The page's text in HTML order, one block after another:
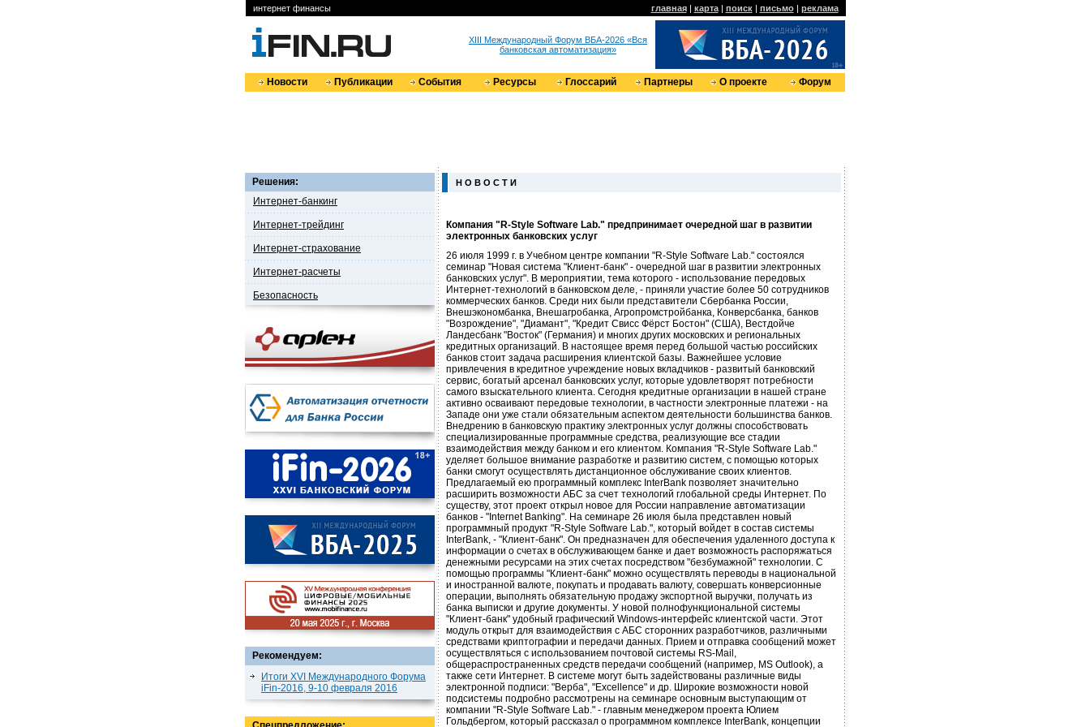
интернет финансы главная| карта| поиск| письмо| реклама
XIII Международный Форум ВБА-2026 «Вся
банковская автоматизация»
Новости Публикации События Ресурсы Глоссарий Партнеры О проекте Форум
Решения:
Интернет-банкинг
Интернет-трейдинг
Интернет-страхование
Интернет-расчеты
Безопасность
Рекомендуем:
Итоги XVI Международного Форума
iFin-2016, 9-10 февраля 2016
Н О В О С Т И
Компания "R-Style Software Lab." предпринимает очередной шаг в развитии
электронных банковских услуг
26 июля 1999 г. в Учебном центре компании "R-Style Software Lab." состоялся
семинар "Новая система "Клиент-банк" - очередной шаг в развитии электронных
банковских услуг". В мероприятии, тема которого - использование передовых
Интернет-технологий в банковском деле, - приняли участие более 50 сотрудников
коммерческих банков. Среди них были представители Сбербанка России,
Внешэкономбанка, Внешагробанка, Агропромстройбанка, Конверсбанка, банков
"Возрождение", "Диамант", "Кредит Свисс Фёрст Бостон" (США), Вестдойче
Ландесбанк "Восток" (Германия) и многих других московских и региональных
кредитных организаций. В настоящее время перед большой частью российских
банков стоит задача расширения клиентской базы. Важнейшее условие
привлечения в кредитное учреждение новых вкладчиков - развитый банковский
сервис, богатый арсенал банковских услуг, которые удовлетворят потребности
самого взыскательного клиента. Сегодня кредитные организации в нашей стране
активно осваивают передовые технологии, в частности электронные платежи - на
Западе они уже стали обязательным аспектом деятельности большинства банков.
Внедрению в банковскую практику электронных услуг должны способствовать
специализированные программные средства, реализующие все стадии
взаимодействия между банком и его клиентом. Компания "R-Style Software Lab."
уделяет большое внимание разработке и развитию систем, с помощью которых
банки смогут осуществлять дистанционное обслуживание своих клиентов.
Предлагаемый ею программный комплекс InterBank позволяет значительно
расширить возможности АБС за счет технологий глобальной среды Интернет. По
существу, этот проект открыл новое для России направление автоматизации
банков - "Internet Banking". На семинаре 26 июля была представлен новый
программный продукт "R-Style Software Lab.", который войдет в состав системы
InterBank, - "Клиент-банк". Он предназначен для обеспечения удаленного доступа к
информации о счетах в обслуживающем банке и дает возможность распоряжаться
денежными ресурсами на этих счетах посредством "безбумажной" технологии. С
помощью программы "Клиент-банк" можно осуществлять переводы в национальной
и иностранной валюте, покупать и продавать валюту, совершать конверсионные
операции, выполнять обязательную продажу экспортной выручки, получать из
банка выписки и другие документы. У новой полнофункциональной системы
"Клиент-банк" удобный графический Windows-интерфейс клиентской части. Этот
модуль открыт для взаимодействия с АБС сторонних разработчиков, различными
средствами криптографии и передачи данных. Прием и отправка сообщений может
осуществляться с использованием почтовой системы RS-Mail,
общераспространенных средств передачи сообщений (например, MS Outlook), а
также сети Интернет. В системе могут быть задействованы различные виды
электронной подписи: "Верба", "Excellence" и др. Широкие возможности новой
подсистемы подробно рассмотрены на семинаре основным выступающим от
компании "R-Style Software Lab." - главным менеджером проекта Юлием
Гольдбергом, который рассказал о программном комплексе InterBank, концепции